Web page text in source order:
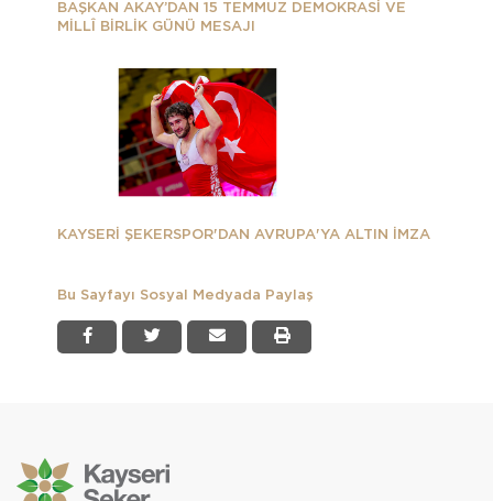
BAŞKAN AKAY’DAN 15 TEMMUZ DEMOKRASİ VE
MİLLÎ BİRLİK GÜNÜ MESAJI
KAYSERİ ŞEKERSPOR'DAN AVRUPA'YA ALTIN İMZA
Bu Sayfayı Sosyal Medyada Paylaş